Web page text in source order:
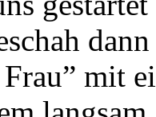
Frau” mit